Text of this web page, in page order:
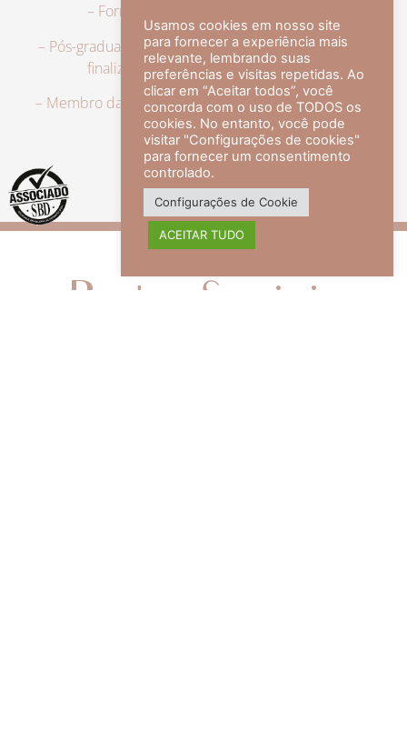
– Formação em Medicina pela UFRJ.
– Pós-graduação em Dermatologia pela UFRJ, tendo
finalizado a especialização em 2007.
– Membro da Sociedade Brasileira de Dermatologia,
com título de especialista.
veja mais +
Redes Sociais
Usamos cookies em nosso site
para fornecer a experiência mais
relevante, lembrando suas
preferências e visitas repetidas. Ao
clicar em “Aceitar todos”, você
concorda com o uso de TODOS os
cookies. No entanto, você pode
visitar "Configurações de cookies"
para fornecer um consentimento
controlado.
Configurações de Cookie
ACEITAR TUDO